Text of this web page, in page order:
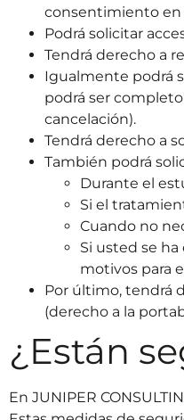
consentimiento
Podrá solicitar
Tendrá derecho a
Igualmente podrá
podrá ser
cancelación).
Tendrá derecho a
También podrá
Durante el
Si el
Cuando no
Si usted se
motivos para
Por último, tendrá
(derecho a la
¿Están
En JUNIPER